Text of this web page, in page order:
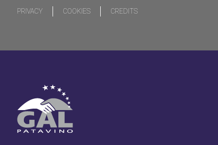
PRIVACY COOKIES CREDITS